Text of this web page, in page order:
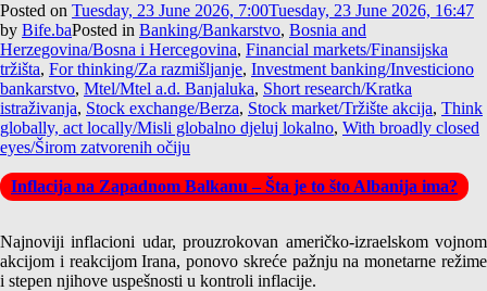
Posted on Tuesday, 23 June 2026, 7:00Tuesday, 23 June 2026, 16:47
by Bife.baPosted in Banking/Bankarstvo, Bosnia and
Herzegovina/Bosna i Hercegovina, Financial markets/Finansijska
tržišta, For thinking/Za razmišljanje, Investment banking/Investiciono
bankarstvo, Mtel/Mtel a.d. Banjaluka, Short research/Kratka
istraživanja, Stock exchange/Berza, Stock market/Tržište akcija, Think
globally, act locally/Misli globalno djeluj lokalno, With broadly closed
eyes/Širom zatvorenih očiju
Inflacija na Zapadnom Balkanu – Šta je to što Albanija ima?
Najnoviji inflacioni udar, prouzrokovan američko-izraelskom vojnom
akcijom i reakcijom Irana, ponovo skreće pažnju na monetarne režime
i stepen njihove uspešnosti u kontroli inflacije.